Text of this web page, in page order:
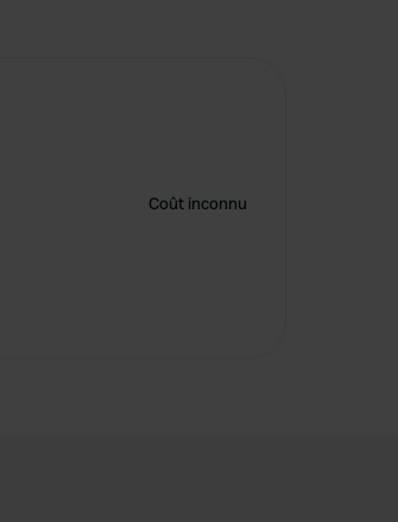
Coût inconnu